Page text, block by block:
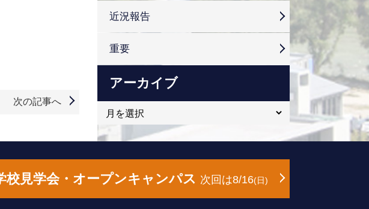
次の記事へ
近況報告
重要
アーカイブ
校見学会・オープンキャンパス 次回は8/16 日